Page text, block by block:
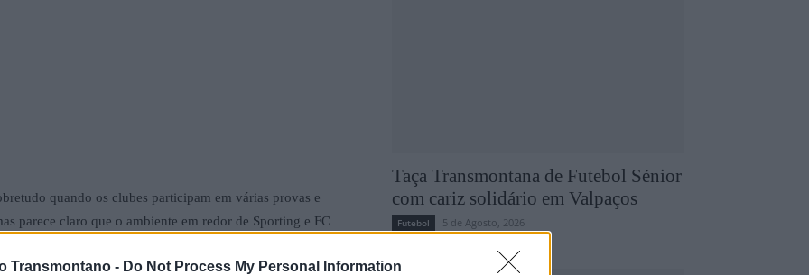
Transmontano - Do Not Process My Personal Information
quando os clubes participam em várias provas e
parece claro que o ambiente em redor de Sporting e FC
Taça Transmontana de Futebol Sénior
com cariz solidário em Valpaços
Futebol 5 de Agosto, 2026